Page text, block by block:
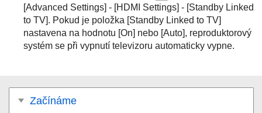
[Advanced Settings] - [HDMI Settings] - [Standby Linked
to TV]. Pokud je položka [Standby Linked to TV]
nastavena na hodnotu [On] nebo [Auto], reproduktorový
systém se při vypnutí televizoru automaticky vypne.
Začínáme